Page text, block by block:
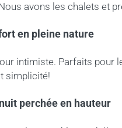
avons les chalets et
en pleine nature
intimiste. Parfaits pour
simplicité!
perchée en hauteur